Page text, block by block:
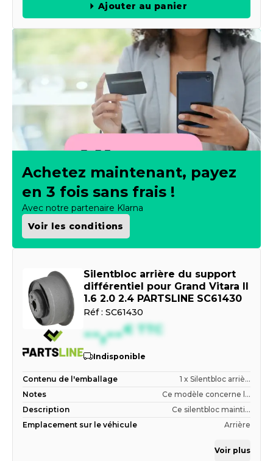
Ajouter au panier
Achetez maintenant, payez
en 3 fois sans frais !
Avec notre partenaire Klarna
Voir les conditions
Silentbloc arrière du support
différentiel pour Grand Vitara II
1.6 2.0 2.4 PARTSLINE SC61430
Réf : SC61430
--,--€ TTC
Indisponible
Contenu de l'emballage
1 x Silentbloc arriè...
Notes
Ce modèle concerne l...
Description
Ce silentbloc mainti...
Emplacement sur le véhicule
Arrière
Voir plus